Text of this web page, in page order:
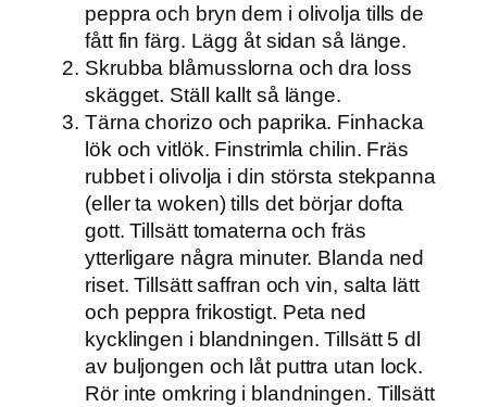
peppra och bryn dem i olivolja tills de
fått fin färg. Lägg åt sidan så länge.
Skrubba blåmusslorna och dra loss
skägget. Ställ kallt så länge.
Tärna chorizo och paprika. Finhacka
lök och vitlök. Finstrimla chilin. Fräs
rubbet i olivolja i din största stekpanna
(eller ta woken) tills det börjar dofta
gott. Tillsätt tomaterna och fräs
ytterligare några minuter. Blanda ned
riset. Tillsätt saffran och vin, salta lätt
och peppra frikostigt. Peta ned
kycklingen i blandningen. Tillsätt 5 dl
av buljongen och låt puttra utan lock.
Rör inte omkring i blandningen. Tillsätt